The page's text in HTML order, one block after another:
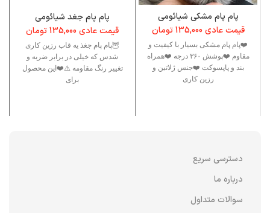
پام پام مشکی شیائومی
قیمت عادی135,000 تومان
❤️پام پام مشکی بسیار با کیفیت و
مقاوم ❤️پوشش ۳۶۰ درجه ❤️همراه
بند و پاپسوکت ❤️جنس ژلاتین و
رزین کاری
پام پام جغد شیائومی
قیمت عادی135,000تومان
🦉پام پام جغذ یه قاب رزین کاری
شدس که خیلی در برابر ضربه و
تغییر رنگ مقاومه ⚠️❤️این محصول
برای
دسترسی سریع
درباره ما
سوالات متداول